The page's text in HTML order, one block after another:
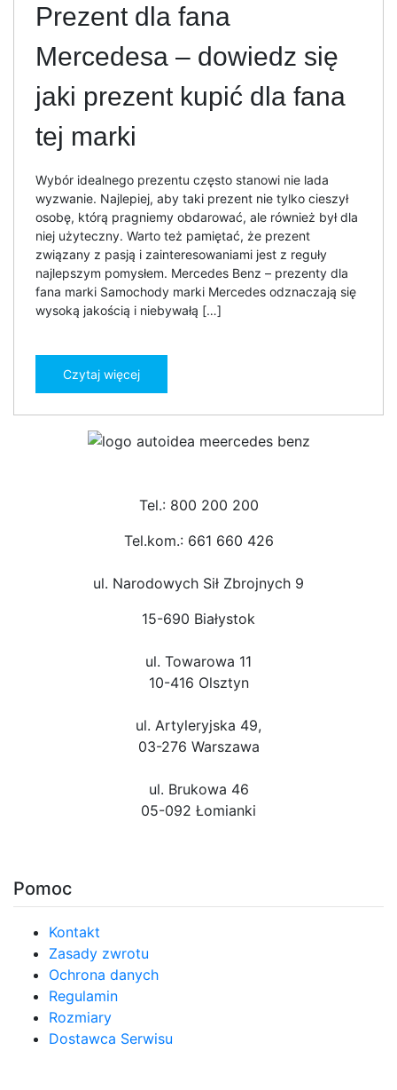
Prezent dla fana
Mercedesa – dowiedz się
jaki prezent kupić dla fana
tej marki
Wybór idealnego prezentu często stanowi nie lada
wyzwanie. Najlepiej, aby taki prezent nie tylko cieszył
osobę, którą pragniemy obdarować, ale również był dla
niej użyteczny. Warto też pamiętać, że prezent
związany z pasją i zainteresowaniami jest z reguły
najlepszym pomysłem. Mercedes Benz – prezenty dla
fana marki Samochody marki Mercedes odznaczają się
wysoką jakością i niebywałą […]
Czytaj więcej
Tel.: 800 200 200
Tel.kom.: 661 660 426
ul. Narodowych Sił Zbrojnych 9
15-690 Białystok
ul. Towarowa 11
10-416 Olsztyn
ul. Artyleryjska 49,
03-276 Warszawa
ul. Brukowa 46
05-092 Łomianki
Pomoc
Kontakt
Zasady zwrotu
Ochrona danych
Regulamin
Rozmiary
Dostawca Serwisu